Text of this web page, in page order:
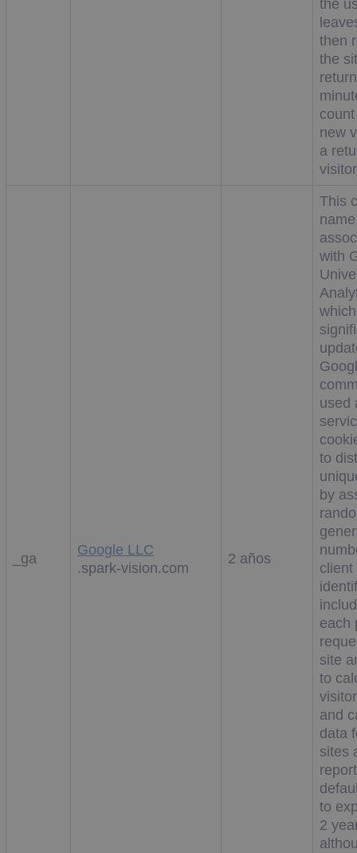
the
then
the
new
a
_ga
Google LLC
.spark-vision.com
2 años
This
with
used
to
by
client
each
site
to
and
data
sites
to
2